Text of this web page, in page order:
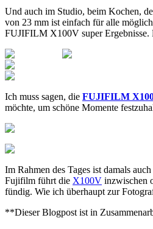
Und auch im Studio, beim Kochen,
von 23 mm ist einfach für alle
FUJIFILM X100V super Ergebnisse.
Ich muss sagen, die FUJIFILM
möchte, um schöne Momente
Im Rahmen des Tages ist damals
Fujifilm führt die X100V inzwischen
fündig. Wie ich überhaupt zur
**Dieser Blogpost ist in